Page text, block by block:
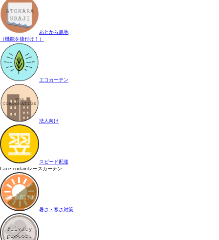
あとから裏地
（機能を後付け！）
エコカーテン
法人向け
スピード配達
Lace curtainレースカーテン
暑さ・寒さ対策